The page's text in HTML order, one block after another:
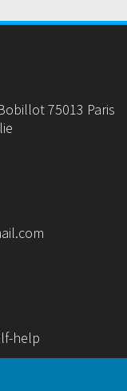
75013 Paris
help